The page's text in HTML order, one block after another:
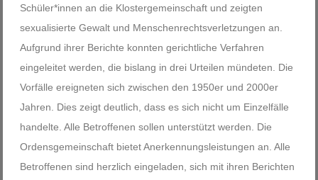
Schüler*innen an die Klostergemeinschaft und zeigten
sexualisierte Gewalt und Menschenrechtsverletzungen an.
Aufgrund ihrer Berichte konnten gerichtliche Verfahren
eingeleitet werden, die bislang in drei Urteilen mündeten. Die
Vorfälle ereigneten sich zwischen den 1950er und 2000er
Jahren. Dies zeigt deutlich, dass es sich nicht um Einzelfälle
handelte. Alle Betroffenen sollen unterstützt werden. Die
Ordensgemeinschaft bietet Anerkennungsleistungen an. Alle
Betroffenen sind herzlich eingeladen, sich mit ihren Berichten